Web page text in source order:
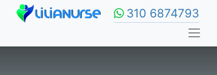
310 6874793